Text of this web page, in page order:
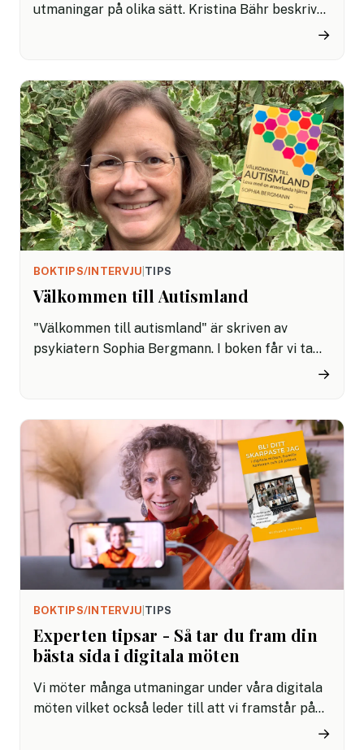
utmaningar på olika sätt. Kristina Bähr beskriver
→
BOKTIPS/INTERVJU TIPS
Välkommen till Autismland
"Välkommen till autismland" är skriven av
psykiatern Sophia Bergmann. I boken får vi ta
del av Sophias egna erfarenheter om vad autism
→
BOKTIPS/INTERVJU TIPS
Experten tipsar - Så tar du fram din
bästa sida i digitala möten
Vi möter många utmaningar under våra digitala
möten vilket också leder till att vi framstår på
→